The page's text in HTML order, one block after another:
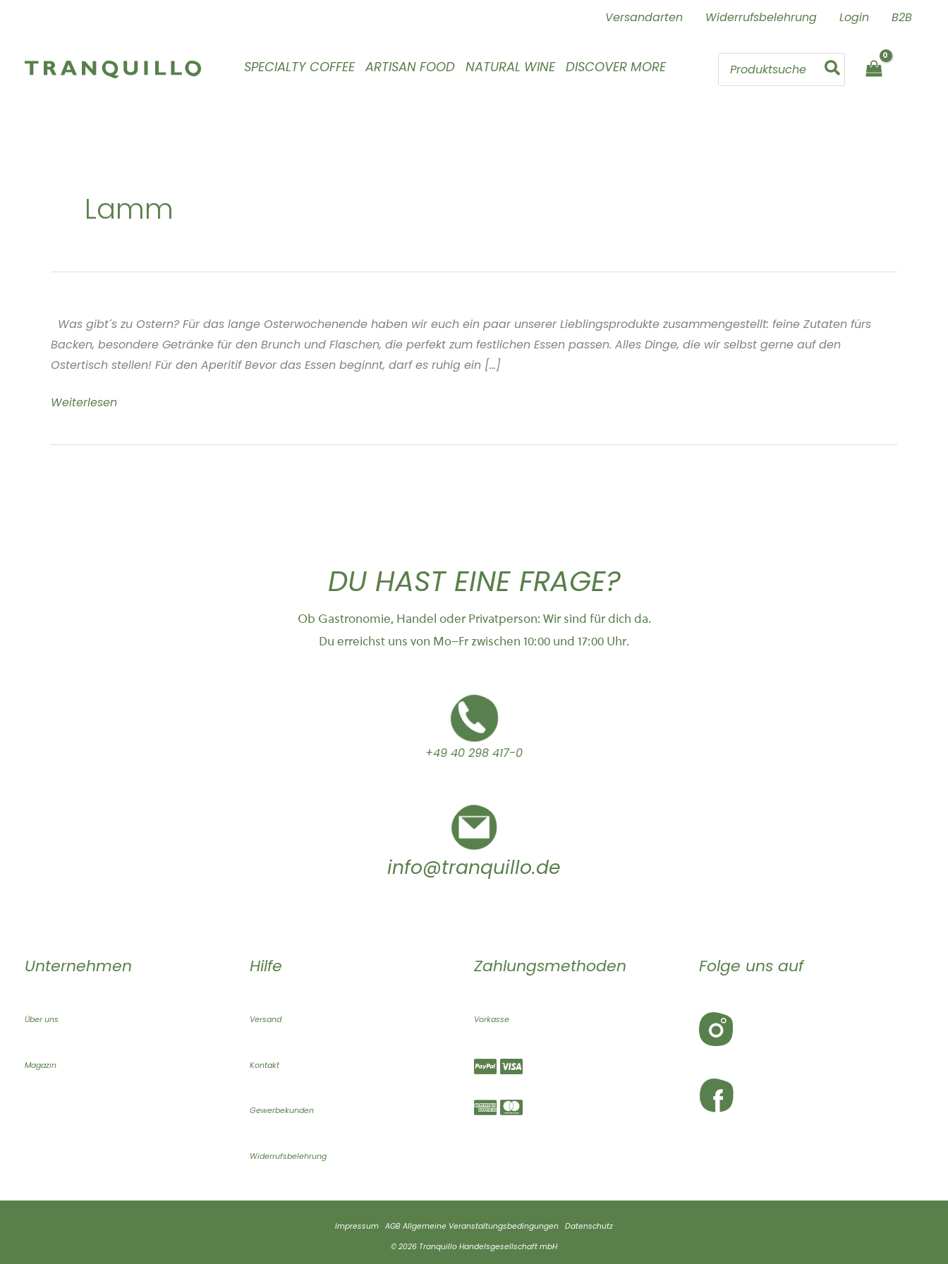
Versandarten Widerrufsbelehrung Login B2B
SPECIALTY COFFEE ARTISAN FOOD NATURAL WINE DISCOVER MORE
Search
Lamm
Was gibt´s zu Ostern? Für das lange Osterwochenende haben wir euch ein paar unserer Lieblingsprodukte zusammengestellt: feine Zutaten fürs
Backen, besondere Getränke für den Brunch und Flaschen, die perfekt zum festlichen Essen passen. Alles Dinge, die wir selbst gerne auf den
Ostertisch stellen! Für den Aperitif Bevor das Essen beginnt, darf es ruhig ein [...]
Ostern
Weiterlesen
DU HAST EINE FRAGE?
Ob Gastronomie, Handel oder Privatperson: Wir sind für dich da.
Du erreichst uns von Mo–Fr zwischen 10:00 und 17:00 Uhr.
+49 40 298 417-0
info@tranquillo.de
Unternehmen
Über uns
Magazin
Hilfe
Versand
Kontakt
Gewerbekunden
Widerrufsbelehrung
Zahlungsmethoden
Vorkasse
Folge uns auf
Impressum AGB Allgemeine Veranstaltungsbedingungen
Datenschutz
© 2026 Tranquillo Handelsgesellschaft mbH